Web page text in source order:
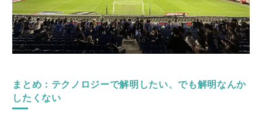
まとめ：テクノロジーで解明したい、でも解明なんか
したくない